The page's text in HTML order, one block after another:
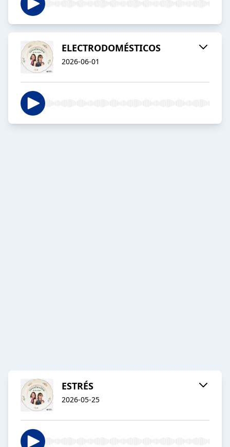
ELECTRODOMÉSTICOS
2026-06-01
ESTRÉS
2026-05-25